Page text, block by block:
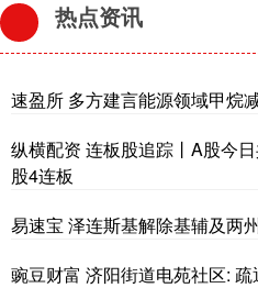
热点资讯
速盈所 多方建言能源领域甲烷
纵横配资 连板股追踪丨A股今
股4连板
易速宝 泽连斯基解除基辅及两
豌豆财富 济阳街道电苑社区: